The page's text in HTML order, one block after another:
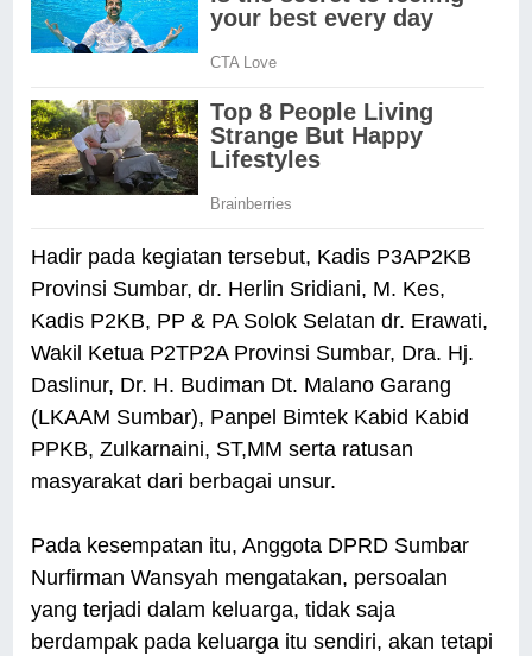
Hadir pada kegiatan tersebut, Kadis P3AP2KB
Provinsi Sumbar, dr. Herlin Sridiani, M. Kes,
Kadis P2KB, PP & PA Solok Selatan dr. Erawati,
Wakil Ke­tua P2TP2A Provinsi Sumbar, Dra. Hj.
Daslinur, Dr. H. Budiman Dt. Malano Garang
(LKAAM Sumbar), Panpel Bimtek Kabid Kabid
PPKB, Zulkarnaini, ST,MM serta ratusan
masyarakat dari berbagai unsur.
Pada kesempatan itu, Anggota DPRD Sumbar
Nurfirman Wansyah mengatakan, persoalan
yang terjadi dalam keluarga, tidak saja
berdampak pada keluarga itu sendiri, akan tetapi